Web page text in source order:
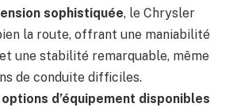
sophistiquée, le Chrysler
la route, offrant une maniabilité
une stabilité remarquable, même
de conduite difficiles.
d’équipement disponibles